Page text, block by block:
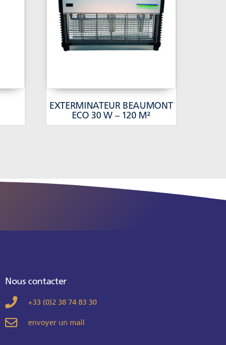
EXTERMINATEUR BEAUMONT
ECO 30 W – 120 M²
Nous contacter
+33 (0)2 38 74 83 30
envoyer un mail